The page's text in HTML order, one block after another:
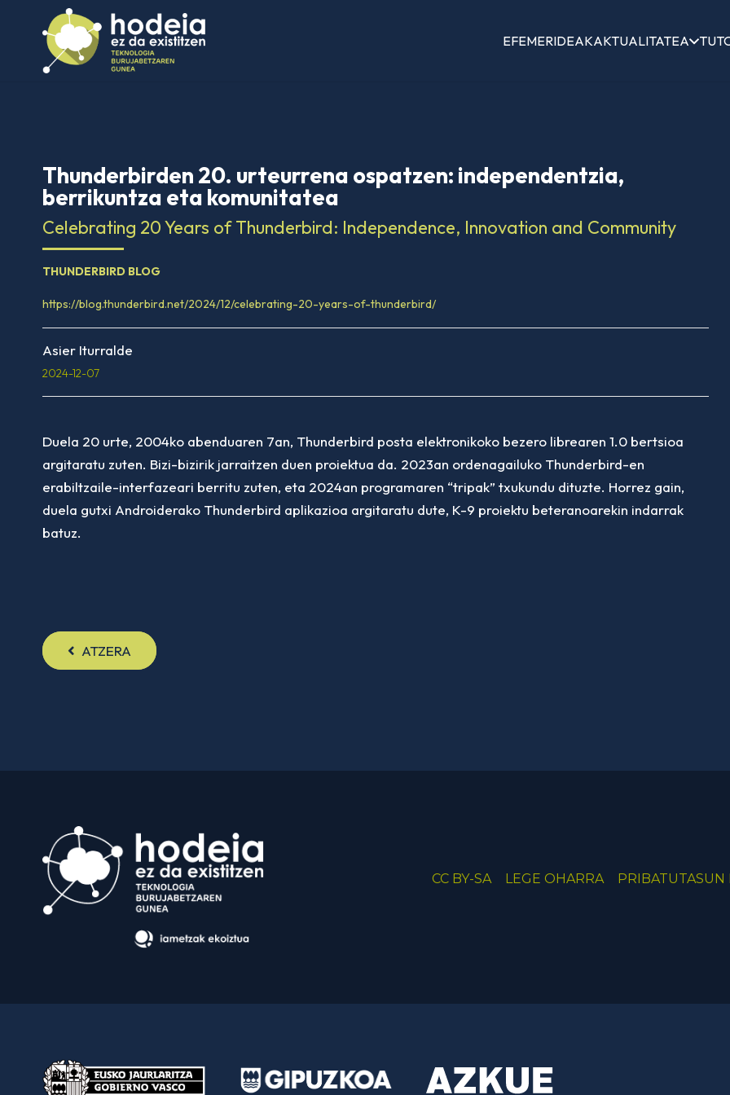
EFEMERIDEAKAKTUALITATEA
Thunderbirden 20. urteurrena ospatzen: independentzia,
berrikuntza eta komunitatea
Celebrating 20 Years of Thunderbird: Independence, Innovation and Community
THUNDERBIRD BLOG
https://blog.thunderbird.net/2024/12/celebrating-20-years-of-thunderbird/
Asier Iturralde
2024-12-07
Duela 20 urte, 2004ko abenduaren 7an, Thunderbird posta elektronikoko bezero librearen 1.0 bertsioa
argitaratu zuten. Bizi-bizirik jarraitzen duen proiektua da. 2023an ordenagailuko Thunderbird-en
erabiltzaile-interfazeari berritu zuten, eta 2024an programaren “tripak” txukundu dituzte. Horrez gain,
duela gutxi Androiderako Thunderbird aplikazioa argitaratu dute, K-9 proiektu beteranoarekin indarrak
batuz.
ATZERA
CC BY-SA LEGE OHARRA